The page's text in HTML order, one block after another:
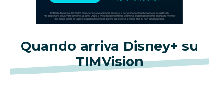
Quando arriva Disney+ su
TIMVision